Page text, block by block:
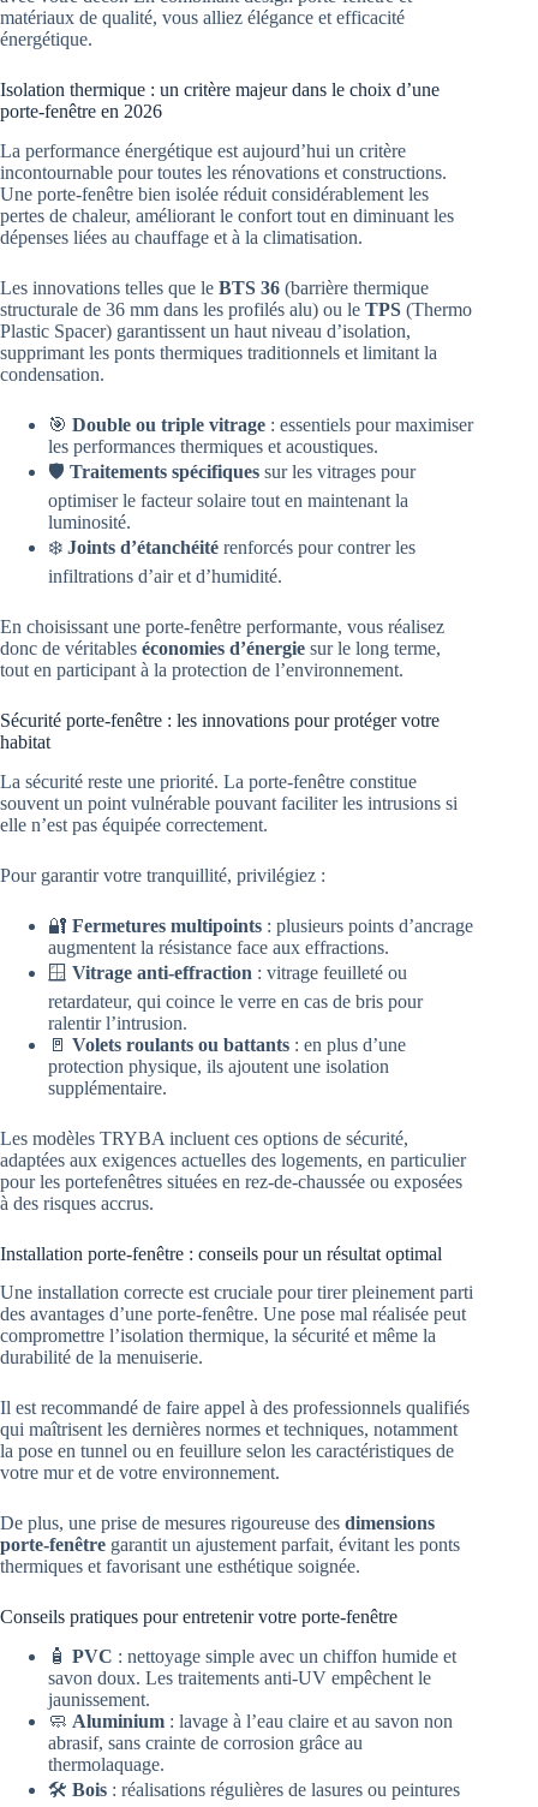
matériaux de qualité, vous alliez élégance et efficacité
énergétique.
Isolation thermique : un critère majeur dans le choix d’une
porte-fenêtre en 2026
La performance énergétique est aujourd’hui un critère
incontournable pour toutes les rénovations et constructions.
Une porte-fenêtre bien isolée réduit considérablement les
pertes de chaleur, améliorant le confort tout en diminuant les
dépenses liées au chauffage et à la climatisation.
Les innovations telles que le BTS 36 (barrière thermique
structurale de 36 mm dans les profilés alu) ou le TPS (Thermo
Plastic Spacer) garantissent un haut niveau d’isolation,
supprimant les ponts thermiques traditionnels et limitant la
condensation.
🎯 Double ou triple vitrage : essentiels pour maximiser
les performances thermiques et acoustiques.
🛡️ Traitements spécifiques sur les vitrages pour
optimiser le facteur solaire tout en maintenant la
luminosité.
❄️ Joints d’étanchéité renforcés pour contrer les
infiltrations d’air et d’humidité.
En choisissant une porte-fenêtre performante, vous réalisez
donc de véritables économies d’énergie sur le long terme,
tout en participant à la protection de l’environnement.
Sécurité porte-fenêtre : les innovations pour protéger votre
habitat
La sécurité reste une priorité. La porte-fenêtre constitue
souvent un point vulnérable pouvant faciliter les intrusions si
elle n’est pas équipée correctement.
Pour garantir votre tranquillité, privilégiez :
🔐 Fermetures multipoints : plusieurs points d’ancrage
augmentent la résistance face aux effractions.
🪟 Vitrage anti-effraction : vitrage feuilleté ou
retardateur, qui coince le verre en cas de bris pour
ralentir l’intrusion.
🚪 Volets roulants ou battants : en plus d’une
protection physique, ils ajoutent une isolation
supplémentaire.
Les modèles TRYBA incluent ces options de sécurité,
adaptées aux exigences actuelles des logements, en particulier
pour les portefenêtres situées en rez-de-chaussée ou exposées
à des risques accrus.
Installation porte-fenêtre : conseils pour un résultat optimal
Une installation correcte est cruciale pour tirer pleinement parti
des avantages d’une porte-fenêtre. Une pose mal réalisée peut
compromettre l’isolation thermique, la sécurité et même la
durabilité de la menuiserie.
Il est recommandé de faire appel à des professionnels qualifiés
qui maîtrisent les dernières normes et techniques, notamment
la pose en tunnel ou en feuillure selon les caractéristiques de
votre mur et de votre environnement.
De plus, une prise de mesures rigoureuse des dimensions
porte-fenêtre garantit un ajustement parfait, évitant les ponts
thermiques et favorisant une esthétique soignée.
Conseils pratiques pour entretenir votre porte-fenêtre
🧴 PVC : nettoyage simple avec un chiffon humide et
savon doux. Les traitements anti-UV empêchent le
jaunissement.
🧼 Aluminium : lavage à l’eau claire et au savon non
abrasif, sans crainte de corrosion grâce au
thermolaquage.
🛠️ Bois : réalisations régulières de lasures ou peintures